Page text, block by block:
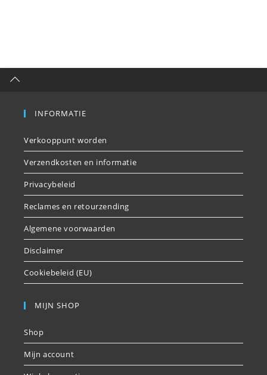
INFORMATIE
Verkooppunt worden
Verzendkosten en informatie
Privacybeleid
Reclames en retourzending
Algemene voorwaarden
Disclaimer
Cookiebeleid (EU)
MIJN SHOP
Shop
Mijn account